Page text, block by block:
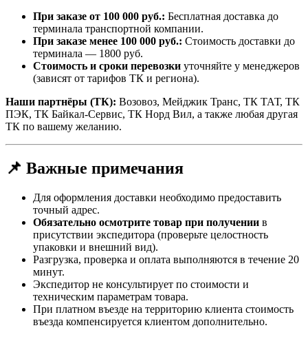
При заказе от 100 000 руб.: Бесплатная доставка до
терминала транспортной компании.
При заказе менее 100 000 руб.: Стоимость доставки до
терминала — 1800 руб.
Стоимость и сроки перевозки уточняйте у менеджеров
(зависят от тарифов ТК и региона).
Наши партнёры (ТК): Возовоз, Мейджик Транс, ТК ТАТ, ТК
ПЭК, ТК Байкал-Сервис, ТК Норд Вил, а также любая другая
ТК по вашему желанию.
📌 Важные примечания
Для оформления доставки необходимо предоставить
точный адрес.
Обязательно осмотрите товар при получении в
присутствии экспедитора (проверьте целостность
упаковки и внешний вид).
Разгрузка, проверка и оплата выполняются в течение 20
минут.
Экспедитор не консультирует по стоимости и
техническим параметрам товара.
При платном въезде на территорию клиента стоимость
въезда компенсируется клиентом дополнительно.